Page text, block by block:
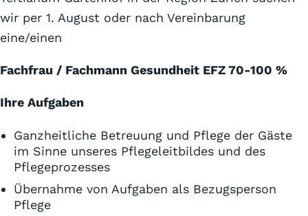
wir per 1. August oder nach Vereinbarung
eine/einen
Fachfrau / Fachmann Gesundheit EFZ 70-100 %
Ihre Aufgaben
Ganzheitliche Betreuung und Pflege der Gäste
im Sinne unseres Pflegeleitbildes und des
Pflegeprozesses
Übernahme von Aufgaben als Bezugsperson
Pflege